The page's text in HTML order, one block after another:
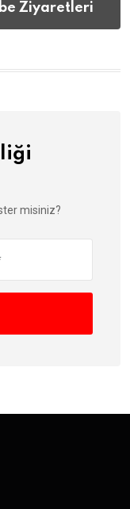
Ziyaretleri
misiniz?